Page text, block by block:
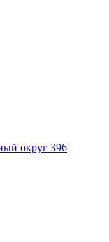
округ 396